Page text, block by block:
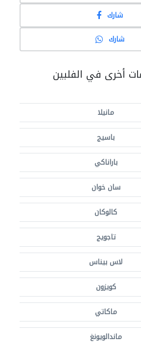
شارك
شارك
أخرى في الفلبين
مانيلا
باسيج
باراناكي
سان خوان
كالوكان
تاجويج
لاس بيناس
كويزون
ماكاتي
ماندالويونغ